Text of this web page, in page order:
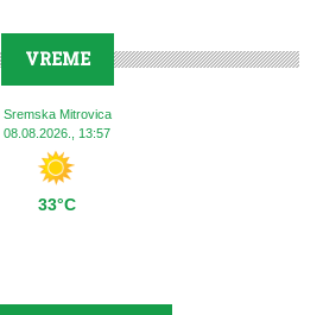
VREME
Sremska Mitrovica
08.08.2026., 13:57
33°C